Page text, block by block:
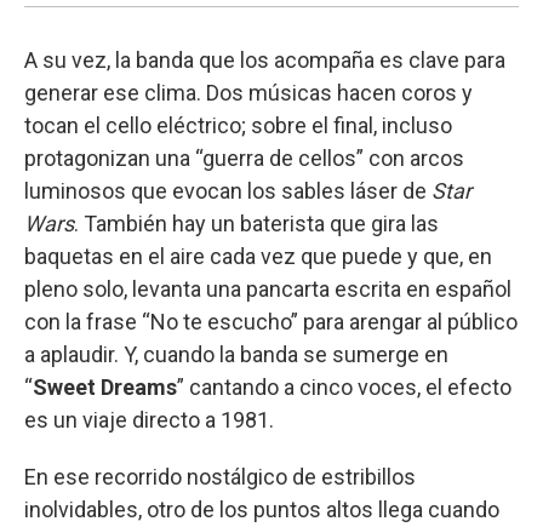
A su vez, la banda que los acompaña es clave para
generar ese clima. Dos músicas hacen coros y
tocan el cello eléctrico; sobre el final, incluso
protagonizan una “guerra de cellos” con arcos
luminosos que evocan los sables láser de Star
Wars. También hay un baterista que gira las
baquetas en el aire cada vez que puede y que, en
pleno solo, levanta una pancarta escrita en español
con la frase “No te escucho” para arengar al público
a aplaudir. Y, cuando la banda se sumerge en
“Sweet Dreams” cantando a cinco voces, el efecto
es un viaje directo a 1981.
En ese recorrido nostálgico de estribillos
inolvidables, otro de los puntos altos llega cuando